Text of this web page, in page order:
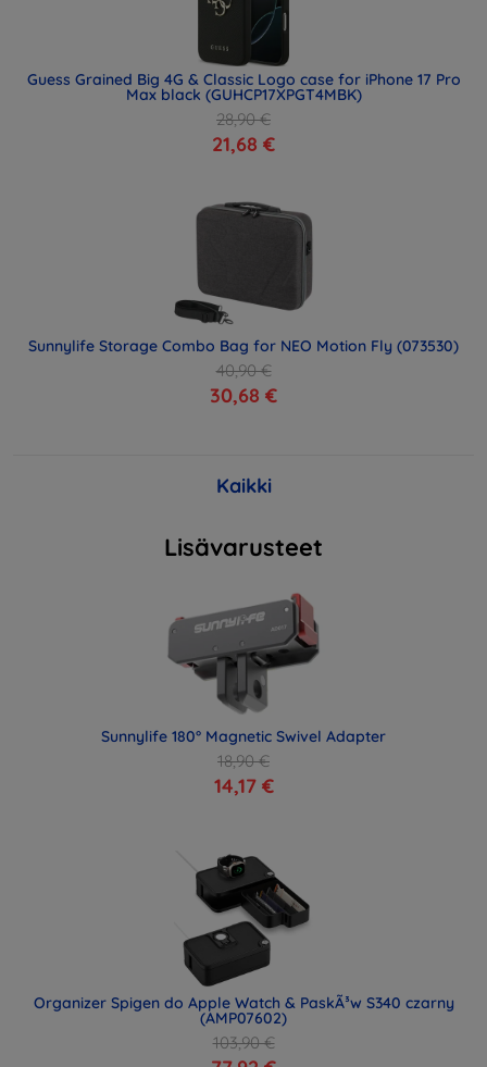
Guess Grained Big 4G & Classic Logo case for iPhone 17 Pro
Max black (GUHCP17XPGT4MBK)
28,90 €
21,68 €
Sunnylife Storage Combo Bag for NEO Motion Fly (073530)
40,90 €
30,68 €
Kaikki
Lisävarusteet
Sunnylife 180° Magnetic Swivel Adapter
18,90 €
14,17 €
Organizer Spigen do Apple Watch & PaskÃ³w S340 czarny
(AMP07602)
103,90 €